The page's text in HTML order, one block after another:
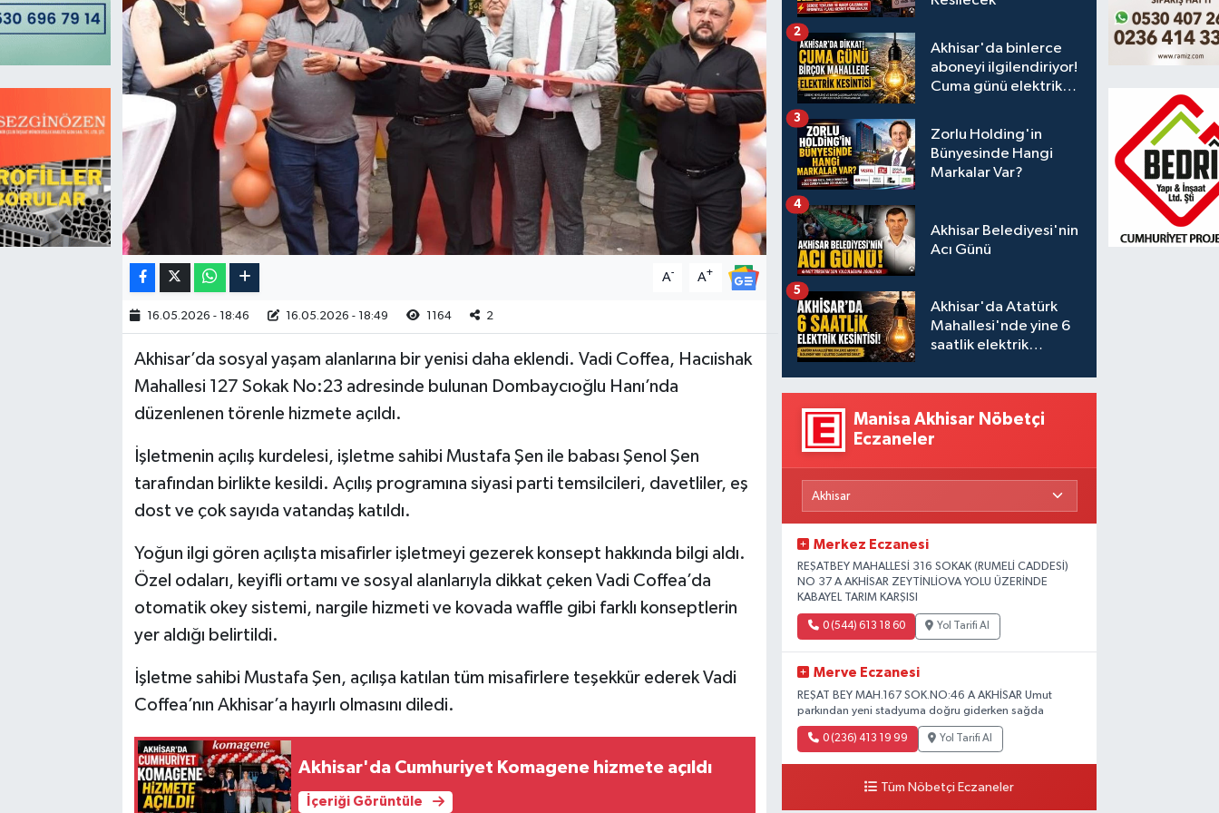
A- A+
16.05.2026 - 18:46 16.05.2026 - 18:49 1164 2
Akhisar’da sosyal yaşam alanlarına bir yenisi daha eklendi. Vadi Coffea, Hacıishak
Mahallesi 127 Sokak No:23 adresinde bulunan Dombaycıoğlu Hanı’nda
düzenlenen törenle hizmete açıldı.
İşletmenin açılış kurdelesi, işletme sahibi Mustafa Şen ile babası Şenol Şen
tarafından birlikte kesildi. Açılış programına siyasi parti temsilcileri, davetliler, eş
dost ve çok sayıda vatandaş katıldı.
Yoğun ilgi gören açılışta misafirler işletmeyi gezerek konsept hakkında bilgi aldı.
Özel odaları, keyifli ortamı ve sosyal alanlarıyla dikkat çeken Vadi Coffea’da
otomatik okey sistemi, nargile hizmeti ve kovada waffle gibi farklı konseptlerin
yer aldığı belirtildi.
İşletme sahibi Mustafa Şen, açılışa katılan tüm misafirlere teşekkür ederek Vadi
Coffea’nın Akhisar’a hayırlı olmasını diledi.
Akhisar'da Cumhuriyet Komagene hizmete açıldı
İçeriği Görüntüle
Akhisar'da binlerce
aboneyi ilgilendiriyor!
Cuma günü elektrik
2
Zorlu Holding'in
Bünyesinde Hangi
Markalar Var?
3
Akhisar Belediyesi'nin
Acı Günü
4
Akhisar'da Atatürk
Mahallesi'nde yine 6
saatlik elektrik
5
Manisa Akhisar Nöbetçi
Eczaneler
Merkez Eczanesi
REŞATBEY MAHALLESİ 316 SOKAK (RUMELİ CADDESİ)
NO 37 A AKHİSAR ZEYTİNLİOVA YOLU ÜZERİNDE
KABAYEL TARIM KARŞISI
0 (544) 613 18 60 Yol Tarifi Al
Merve Eczanesi
REŞAT BEY MAH.167 SOK.NO:46 A AKHİSAR Umut
parkından yeni stadyuma doğru giderken sağda
0 (236) 413 19 99 Yol Tarifi Al
Tüm Nöbetçi Eczaneler
Magazin
Duyurular
Kadın
Yerel Haber
Akhisar Emlak
Ülke
Duyurular
Tarım-Gıda
Sektörel
Röportaj
Dünya
Akhisar Emlak